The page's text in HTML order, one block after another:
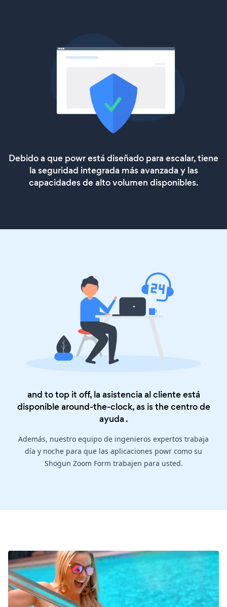
Debido a que powr está diseñado para escalar, tiene
la seguridad integrada más avanzada y las
capacidades de alto volumen disponibles.
and to top it off, la asistencia al cliente está
disponible around-the-clock, as is thecentro de
ayuda .
Además, nuestro equipo de ingenieros expertos trabaja
día y noche para que las aplicaciones powr como su
Shogun Zoom Form trabajen para usted.